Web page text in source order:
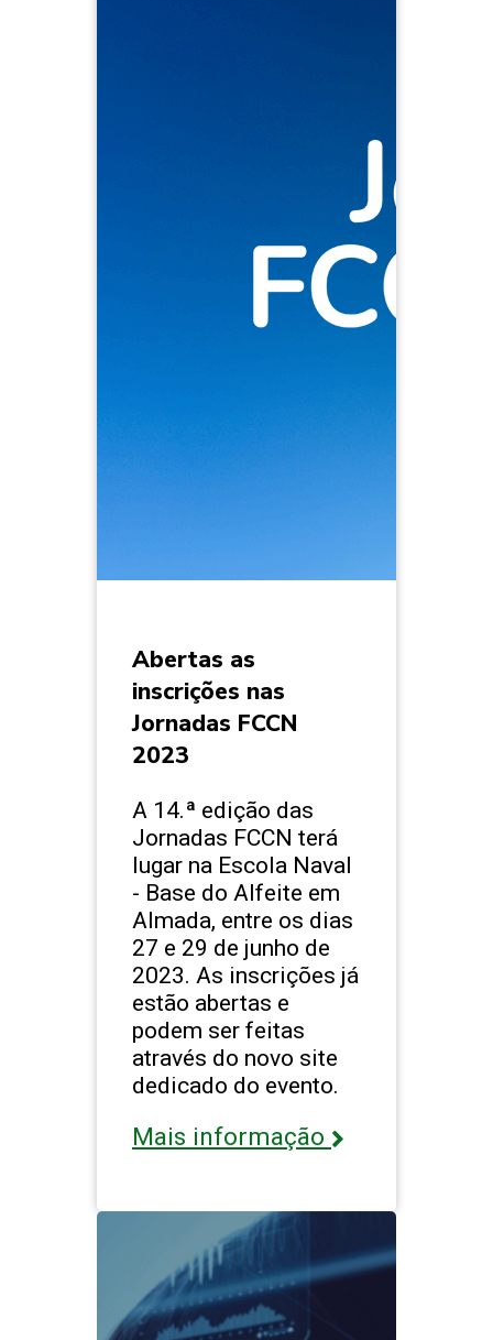
Abertas as
inscrições nas
Jornadas FCCN
2023
A 14.ª edição das
Jornadas FCCN terá
lugar na Escola Naval
- Base do Alfeite em
Almada, entre os dias
27 e 29 de junho de
2023. As inscrições já
estão abertas e
podem ser feitas
através do novo site
dedicado do evento.
Mais informação